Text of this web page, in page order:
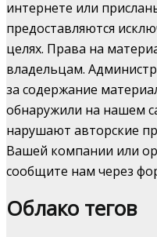
интернете или
предоставляются
целях. Права на
владельцам.
за содержание
обнаружили на нашем
нарушают авторские
Вашей компании или
сообщите нам через
Облако тегов